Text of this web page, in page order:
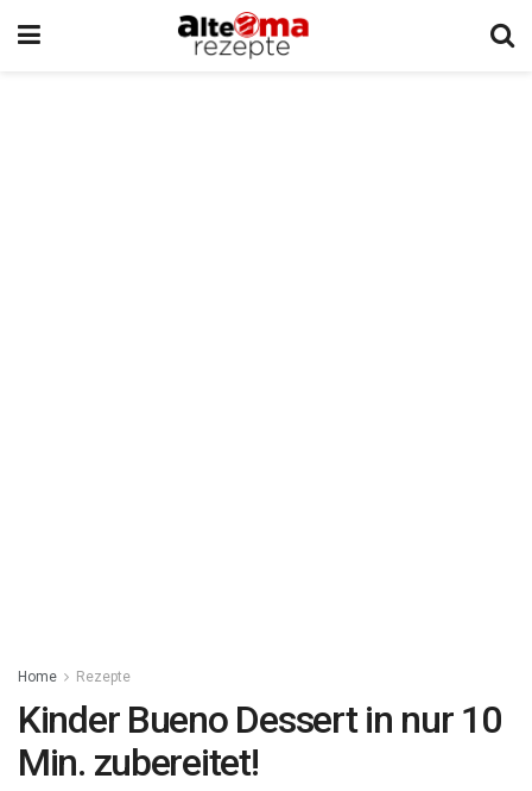
Home Rezepte
Kinder Bueno Dessert in nur 10
Min. zubereitet!